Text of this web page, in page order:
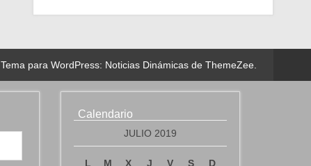
Tema para WordPress: Noticias Dinámicas de ThemeZee.
Calendario
JULIO 2019
L M X J V S D